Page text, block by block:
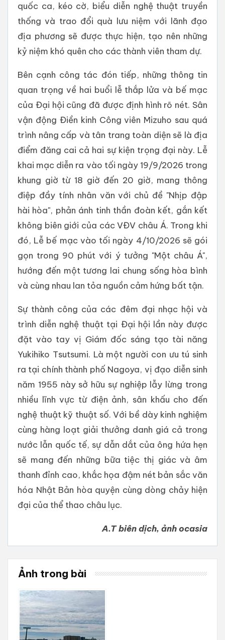
quốc ca, kéo cờ, biểu diễn nghệ thuật truyền
thống và trao đổi quà lưu niệm với lãnh đạo
địa phương sẽ được thực hiện, tạo nên những
kỷ niệm khó quên cho các thành viên tham dự.
Bên cạnh công tác đón tiếp, những thông tin
quan trọng về hai buổi lễ thắp lửa và bế mạc
của Đại hội cũng đã được định hình rõ nét. Sân
vận động Điền kinh Công viên Mizuho sau quá
trình nâng cấp và tân trang toàn diện sẽ là địa
điểm đăng cai cả hai sự kiện trọng đại này. Lễ
khai mạc diễn ra vào tối ngày 19/9/2026 trong
khung giờ từ 18 giờ đến 20 giờ, mang thông
điệp đầy tính nhân văn với chủ đề "Nhịp đập
hài hòa", phản ánh tinh thần đoàn kết, gắn kết
không biên giới của các VĐV châu Á. Trong khi
đó, Lễ bế mạc vào tối ngày 4/10/2026 sẽ gói
gọn trong 90 phút với ý tưởng "Một châu Á",
hướng đến một tương lai chung sống hòa bình
và cùng nhau lan tỏa nguồn cảm hứng bất tận.
Sự thành công của các đêm đại nhạc hội và
trình diễn nghệ thuật tại Đại hội lần này được
đặt vào tay vị Giám đốc sáng tạo tài năng
Yukihiko Tsutsumi. Là một người con ưu tú sinh
ra tại chính thành phố Nagoya, vị đạo diễn sinh
năm 1955 này sở hữu sự nghiệp lẫy lừng trong
nhiều lĩnh vực từ điện ảnh, sân khấu cho đến
nghệ thuật kỹ thuật số. Với bề dày kinh nghiệm
cùng hàng loạt giải thưởng danh giá cả trong
nước lẫn quốc tế, sự dẫn dắt của ông hứa hẹn
sẽ mang đến những bữa tiệc thị giác và âm
thanh đỉnh cao, khắc họa đậm nét bản sắc văn
hóa Nhật Bản hòa quyện cùng dòng chảy hiện
đại của thể thao châu lục.
A.T biên dịch, ảnh ocasia
Ảnh trong bài